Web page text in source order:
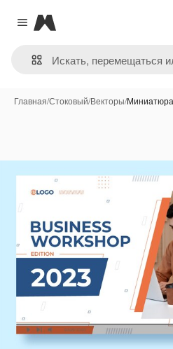
Close menu
Magnific
Главная/Стоковый/Векторы/